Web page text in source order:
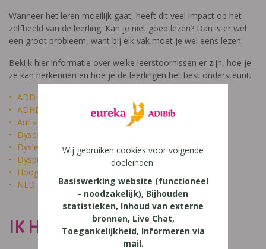
Wanneer het leren moeilijk gaat, heeft dit veel impact op het
zelfbeeld van de leerling. Kan je niet goed lezen? Dan is er wel
een groot probleem, want bij elk vak moet je wel eens lezen.
Bekijk hier informatie over welke leerstoornissen er zijn, hoe je
ze kan herkennen en hoe je de leerlingen het best ondersteunt.
ADD
ADHD
Autisme
Dyscalculie
Dyslexie
Dyspraxie
Hoogbegaafdheid
NLD
IK HEET NIET DOM
Wij gebruiken cookies voor volgende
doeleinden:
Basiswerking website (functioneel
- noodzakelijk), Bijhouden
statistieken, Inhoud van externe
bronnen, Live Chat,
Toegankelijkheid, Informeren via
mail.